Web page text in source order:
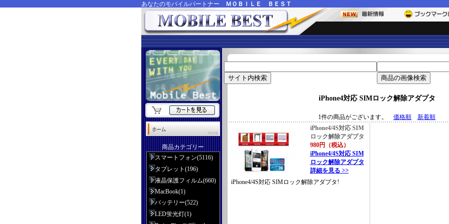
あなたのモバイルパートナー ＭＯＢＩＬＥ ＢＥＳＴ
iPhone4対応 SIMロック解除アダプタ
1件の商品がございます。 価格順
新着順
iPhone4/4S対応 SIM
ロック解除アダプタ
980円（税込）
iPhone4/4S対応 SIM
ロック解除アダプタ
詳細を見る >>
iPhone4/4S対応 SIMロック解除アダプタ!
商品カテゴリー
スマートフォン(5116)
タブレット(196)
液晶保護フィルム(660)
MacBook(1)
バッテリー(522)
LED蛍光灯(1)